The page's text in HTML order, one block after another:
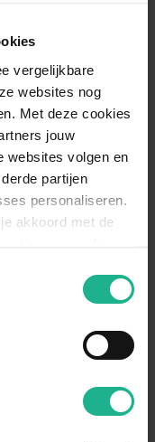
vergelijkbare
websites nog
Met deze cookies
jouw
websites volgen en
partijen
personaliseren.
akkoord met de
graag op een
Een
kan ook,
in de volle
groeit en bloeit.
in droge
het erg warm